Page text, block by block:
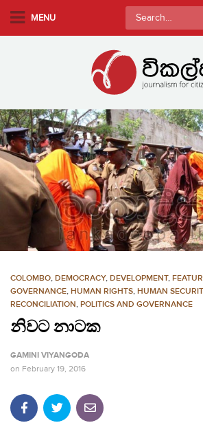
m
a
i
n
c
o
e
MENU
Search
for:
COLOMBO, DEMOCRACY, DEVELOPMENT,
GOVERNANCE, HUMAN RIGHTS, HUMAN
RECONCILIATION, POLITICS AND GOVERNANCE
නිවට නාටක
GAMINI VIYANGODA
on February 19, 2016